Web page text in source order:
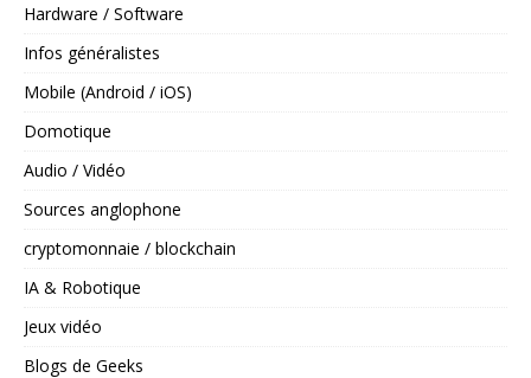
Hardware / Software
Infos généralistes
Mobile (Android / iOS)
Domotique
Audio / Vidéo
Sources anglophone
cryptomonnaie / blockchain
IA & Robotique
Jeux vidéo
Blogs de Geeks